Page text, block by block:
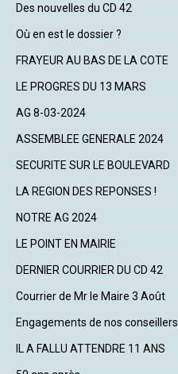
Des nouvelles du CD 42
Où en est le dossier ?
FRAYEUR AU BAS DE LA COTE
LE PROGRES DU 13 MARS
AG 8-03-2024
ASSEMBLEE GENERALE 2024
SECURITE SUR LE BOULEVARD
LA REGION DES REPONSES !
NOTRE AG 2024
LE POINT EN MAIRIE
DERNIER COURRIER DU CD 42
Courrier de Mr le Maire 3 Août
Engagements de nos conseillers
IL A FALLU ATTENDRE 11 ANS